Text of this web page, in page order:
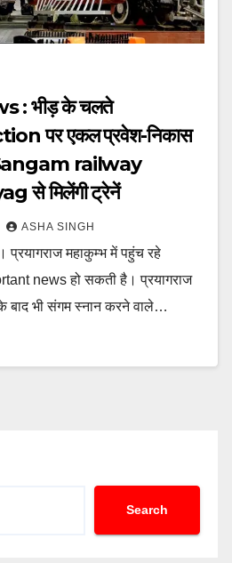
: भीड़ के चलते
पर एकल प्रवेश-निकास
railway
से मिलेंगी ट्रेनें
ASHA SINGH
प्रयागराज महाकुम्भ में पहुंच रहे
news हो सकती है। प्रयागराज
बाद भी संगम स्नान करने वाले…
Search